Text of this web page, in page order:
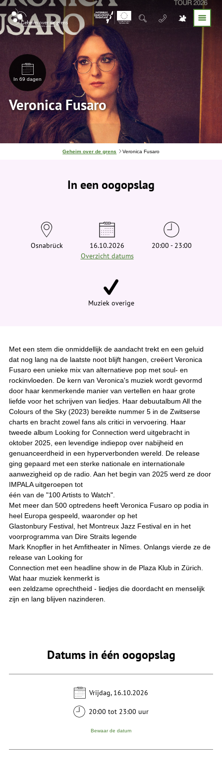
In 69 dagen
Veronica Fusaro
J
e
Geheim over de grens Veronica Fusaro
In een oogopslag
Osnabrück
16.10.2026
Overzicht datums
20:00 - 23:00
Muziek overige
Met een stem die onmiddellijk de aandacht trekt en een geluid
dat nog lang na de laatste noot blijft hangen, creëert Veronica
Fusaro een unieke mix van alternatieve pop met soul- en
rockinvloeden. De kern van Veronica's muziek wordt gevormd
door haar kenmerkende manier van vertellen en haar grote
liefde voor het schrijven van liedjes. Haar debuutalbum All the
Colours of the Sky (2023) bereikte nummer 5 in de Zwitserse
charts en bracht zowel fans als critici in vervoering. Haar
tweede album Looking for Connection werd uitgebracht in
oktober 2025, een levendige indiepop over nabijheid en
genuanceerdheid in een hyperverbonden wereld. De release
ging gepaard met een sterke nationale en internationale
aanwezigheid op de radio. Aan het begin van 2025 werd ze door
IMPALA uitgeroepen tot
één van de "100 Artists to Watch".
Met meer dan 500 optredens heeft Veronica Fusaro op podia in
heel Europa gespeeld, waaronder op het
Glastonbury Festival, het Montreux Jazz Festival en in het
voorprogramma van Dire Straits legende
Mark Knopﬂer in het Amfitheater in Nîmes. Onlangs vierde ze de
release van Looking for
Connection met een headline show in de Plaza Klub in Zürich.
Wat haar muziek kenmerkt is
een zeldzame oprechtheid - liedjes die doordacht en menselijk
zijn en lang blijven nazinderen.
Datums in één oogopslag
Vrijdag, 16.10.2026
20:00 tot 23:00 uur
Bewaar de datum